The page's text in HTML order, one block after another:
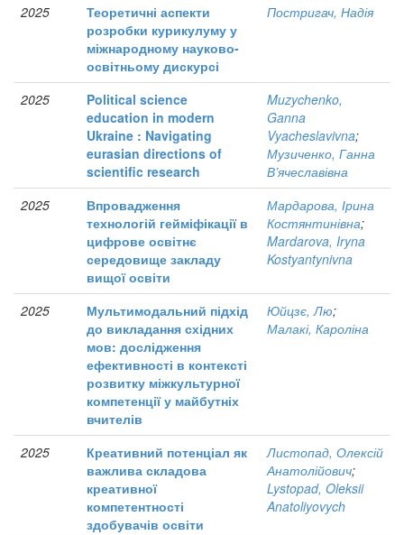
2025
Теоретичні аспекти
розробки курикулуму у
міжнародному науково-
освітньому дискурсі
Постригач, Надія
2025
Political science
education in modern
Ukraine : Navigating
eurasian directions of
scientific research
Muzychenko,
Ganna
Vyacheslavivna;
Музиченко, Ганна
В’ячеславівна
2025
Впровадження
технологій гейміфікації в
цифрове освітнє
середовище закладу
вищої освіти
Мардарова, Ірина
Костянтинівна;
Mardarova, Iryna
Kostyantynivna
2025
Мультимодальний підхід
до викладання східних
мов: дослідження
ефективності в контексті
розвитку міжкультурної
компетенції у майбутніх
вчителів
Юйцзє, Лю;
Малакі, Кароліна
2025
Креативний потенціал як
важлива складова
креативної
компетентності
здобувачів освіти
Листопад, Олексій
Анатолійович;
Lystopad, Oleksii
Anatoliyovych